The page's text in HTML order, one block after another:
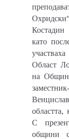
като
Област
на
С
общини